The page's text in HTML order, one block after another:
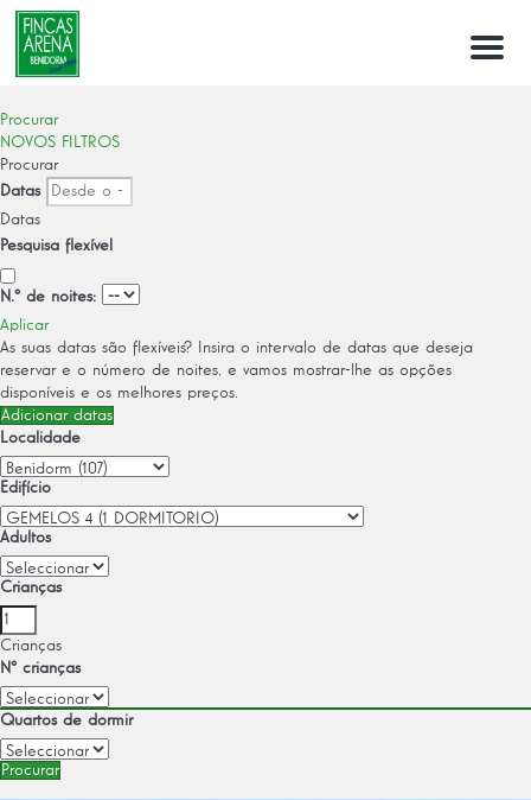
Menú
Procurar
NOVOS FILTROS
Procurar
Datas
Datas
Pesquisa flexível
N.º de noites:
Aplicar
As suas datas são flexíveis?
Insira o intervalo de datas que deseja
reservar e o número de noites, e vamos mostrar-lhe as opções
disponíveis e os melhores preços.
Adicionar datas
Localidade
Edifício
Adultos
Crianças
Crianças
Nº crianças
Quartos de dormir
Procurar